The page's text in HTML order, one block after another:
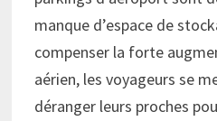
manque d’espace de
compenser la forte
aérien, les voyageurs se
déranger leurs proches